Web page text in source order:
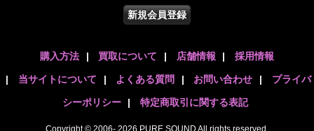
新規会員登録
購入方法 | 買取について | 店舗情報 | 採用情報
| 当サイトについて | よくある質問 | お問い合わせ | プライバ
シーポリシー | 特定商取引に関する表記
Copyright © 2006- 2026 PURE SOUND All rights reserved.